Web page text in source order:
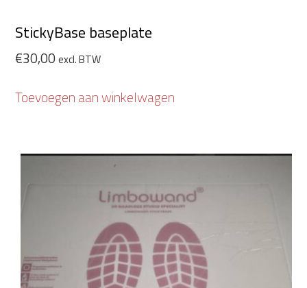
StickyBase baseplate
€30,00 excl. BTW
Toevoegen aan winkelwagen